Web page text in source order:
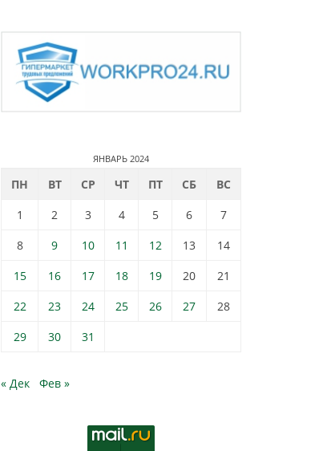
ЯНВАРЬ 2024
ПН ВТ СР ЧТ ПТ СБ
ВС
1
2 3 4 5 6
7
8
9 10 11 12 13
14
15
16 17 18 19 20
21
22
23 24 25 26 27
28
29
30 31
« Дек Фев »